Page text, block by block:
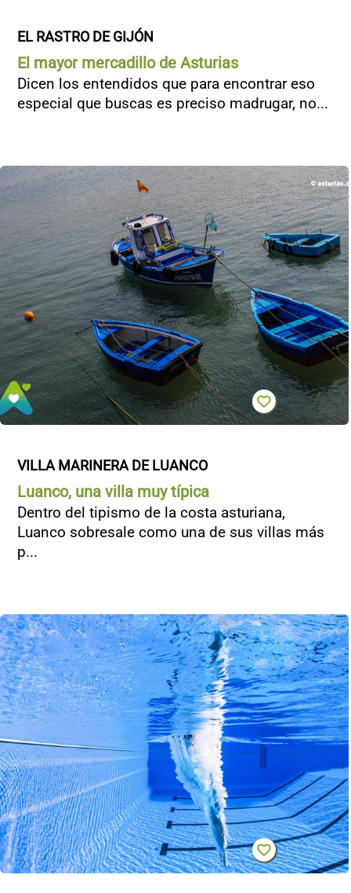
EL RASTRO DE GIJÓN
El mayor mercadillo de Asturias
Dicen los entendidos que para encontrar eso
especial que buscas es preciso madrugar, no...
VILLA MARINERA DE LUANCO
Luanco, una villa muy típica
Dentro del tipismo de la costa asturiana,
Luanco sobresale como una de sus villas más
p...